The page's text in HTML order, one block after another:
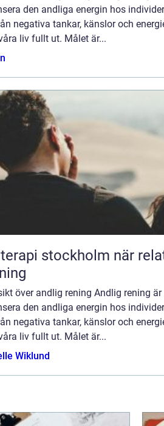
den andliga energin hos
negativa tankar, känslor och
liv fullt ut. Målet är...
stockholm när relationer behöver ny
över andlig rening Andlig rening
den andliga energin hos
negativa tankar, känslor och
liv fullt ut. Målet är...
Wiklund